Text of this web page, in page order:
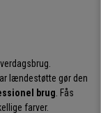
lændestøtte gør den
brug . Fås
farver.